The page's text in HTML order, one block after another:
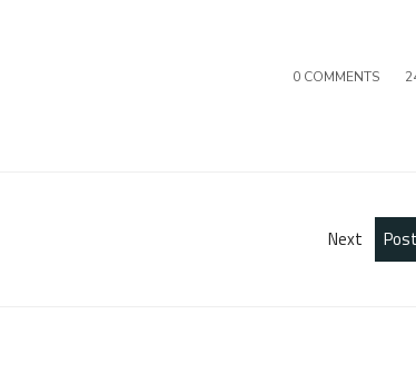
0 COMMENTS
Next Post